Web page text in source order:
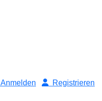
Anmelden Registrieren